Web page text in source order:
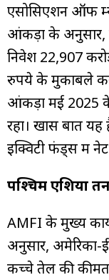
एसोसिएशन ऑफ
आंकड़ों के अनुसार,
निवेश 22,907
रुपये के मुकाबले
आंकड़ा मई 2025
रहा। खास बात
इक्विटी फंड्स में नेट
पश्चिम एशिया
AMFI के मुख्य
अनुसार, अमेरिका-
कच्चे तेल की